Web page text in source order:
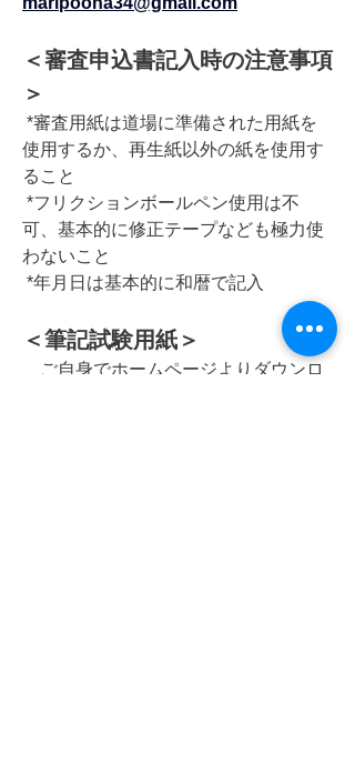
＜審査申込書記入時の注意事項
＞
*審査用紙は道場に準備された用紙を
使用するか、再生紙以外の紙を使用す
ること
*フリクションボールペン使用は不
可、基本的に修正テープなども極力使
わないこと
*年月日は基本的に和暦で記入
＜筆記試験用紙＞
ご自身でホームページよりダウンロ